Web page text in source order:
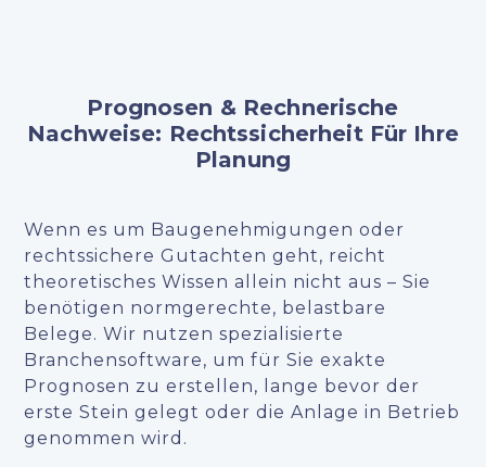
Prognosen & Rechnerische
Nachweise: Rechtssicherheit Für Ihre
Planung
Wenn es um Baugenehmigungen oder
rechtssichere Gutachten geht, reicht
theoretisches Wissen allein nicht aus – Sie
benötigen normgerechte, belastbare
Belege. Wir nutzen spezialisierte
Branchensoftware, um für Sie exakte
Prognosen zu erstellen, lange bevor der
erste Stein gelegt oder die Anlage in Betrieb
genommen wird.